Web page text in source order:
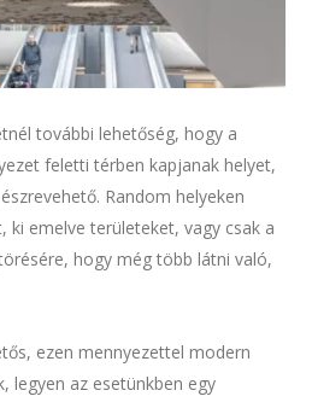
további lehetőség, hogy a
feletti térben kapjanak helyet,
Random helyeken
ki emelve területeket, vagy csak a
hogy még több látni való,
ezen mennyezettel modern
legyen az esetünkben egy